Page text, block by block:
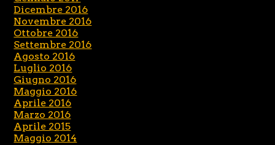
Dicembre 2016
Novembre 2016
Ottobre 2016
Settembre 2016
Agosto 2016
Luglio 2016
Giugno 2016
Maggio 2016
Aprile 2016
Marzo 2016
Aprile 2015
Maggio 2014